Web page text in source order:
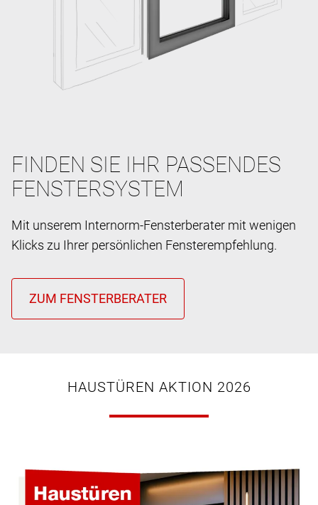
FINDEN SIE IHR PASSENDES
FENSTERSYSTEM
Mit unserem Internorm-Fensterberater mit wenigen
Klicks zu Ihrer persönlichen Fensterempfehlung.
HAUSTÜREN AKTION 2026